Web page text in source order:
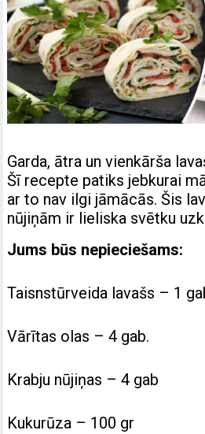
Garda, ātra un vienkārša
Šī recepte patiks jebkurai
ar to nav ilgi jāmācās.Šis
nūjiņām ir lieliska svētku
Jums būs nepieciešams:
Taisnstūrveida lavašs – 1
Vārītas olas – 4 gab.
Krabju nūjiņas – 4 gab
Kukurūza – 100 gr